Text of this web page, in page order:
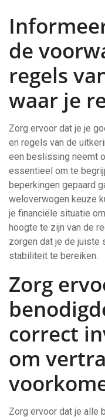
de
regels
waar je
Zorg ervoor dat je je
en regels van de
een beslissing neemt
essentieel om te
beperkingen gepaard
weloverwogen keuze
je financiële situatie
hoogte te zijn van de
zorgen dat je de juiste
stabiliteit te bereiken.
Zorg
correct
om
Zorg ervoor dat je alle